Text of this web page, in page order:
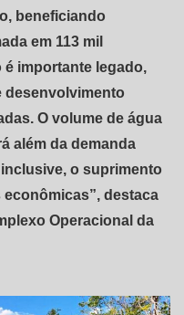
beneficiando
em 113 mil
é importante legado,
desenvolvimento
O volume de água
além da demanda
o suprimento
destaca
Operacional da